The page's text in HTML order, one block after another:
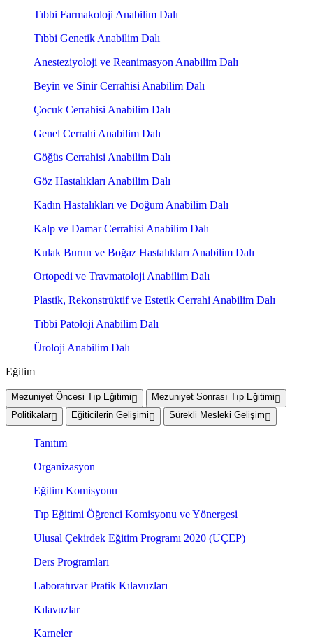
Tıbbi Farmakoloji Anabilim Dalı
Tıbbi Genetik Anabilim Dalı
Anesteziyoloji ve Reanimasyon Anabilim Dalı
Beyin ve Sinir Cerrahisi Anabilim Dalı
Çocuk Cerrahisi Anabilim Dalı
Genel Cerrahi Anabilim Dalı
Göğüs Cerrahisi Anabilim Dalı
Göz Hastalıkları Anabilim Dalı
Kadın Hastalıkları ve Doğum Anabilim Dalı
Kalp ve Damar Cerrahisi Anabilim Dalı
Kulak Burun ve Boğaz Hastalıkları Anabilim Dalı
Ortopedi ve Travmatoloji Anabilim Dalı
Plastik, Rekonstrüktif ve Estetik Cerrahi Anabilim Dalı
Tıbbi Patoloji Anabilim Dalı
Üroloji Anabilim Dalı
Eğitim
Mezuniyet Öncesi Tıp Eğitimi
Mezuniyet Sonrası Tıp Eğitimi
Politikalar
Eğiticilerin Gelişimi Sürekli Mesleki Gelişim
Tanıtım
Organizasyon
Eğitim Komisyonu
Tıp Eğitimi Öğrenci Komisyonu ve Yönergesi
Ulusal Çekirdek Eğitim Programı 2020 (UÇEP)
Ders Programları
Laboratuvar Pratik Kılavuzları
Kılavuzlar
Karneler